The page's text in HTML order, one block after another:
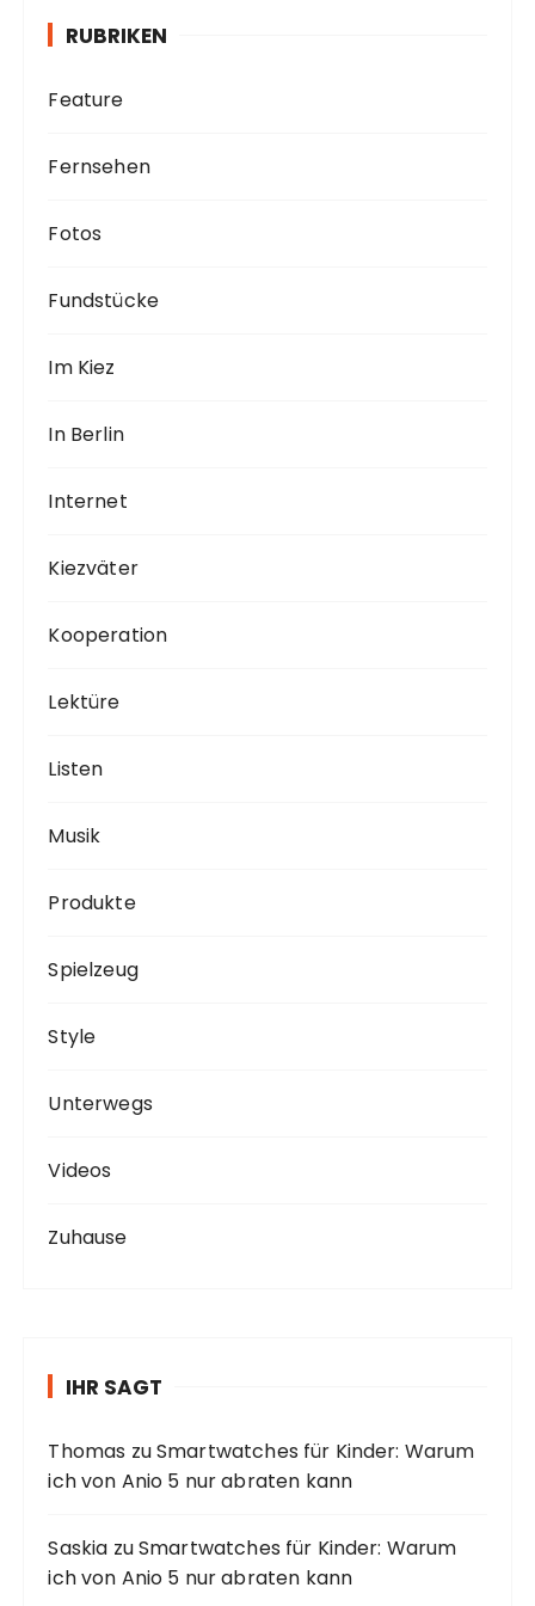
RUBRIKEN
Feature
Fernsehen
Fotos
Fundstücke
Im Kiez
In Berlin
Internet
Kiezväter
Kooperation
Lektüre
Listen
Musik
Produkte
Spielzeug
Style
Unterwegs
Videos
Zuhause
IHR SAGT
Thomas zuSmartwatches für Kinder: Warum
ich von Anio 5 nur abraten kann
Saskia zuSmartwatches für Kinder: Warum
ich von Anio 5 nur abraten kann